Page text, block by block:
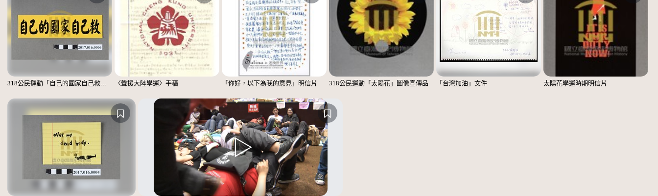
318公民運動「自己的國家自己救」標語貼紙 〈聲援大陸學運〉手稿 「你好，以下為我的意見」明信片 318公民運動「太陽花」圖像宣傳品 「台灣加油」文件 太陽花學運時期明信片